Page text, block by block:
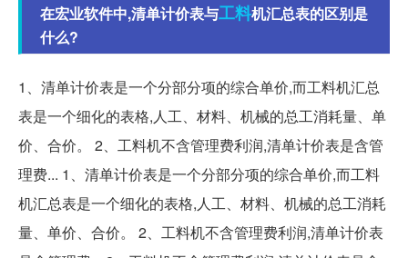
在宏业软件中,清单计价表与工料机汇总表的区别是
什么?
1、清单计价表是一个分部分项的综合单价,而工料机汇总
表是一个细化的表格,人工、材料、机械的总工消耗量、单
价、合价。 2、工料机不含管理费利润,清单计价表是含管
理费... 1、清单计价表是一个分部分项的综合单价,而工料
机汇总表是一个细化的表格,人工、材料、机械的总工消耗
量、单价、合价。 2、工料机不含管理费利润,清单计价表